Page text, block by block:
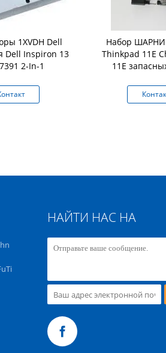
1XVDH Dell
Dell Inspiron 13
2-In-1
Набор
Thinkpad 11E
11E
НАЙТИ НАС НА